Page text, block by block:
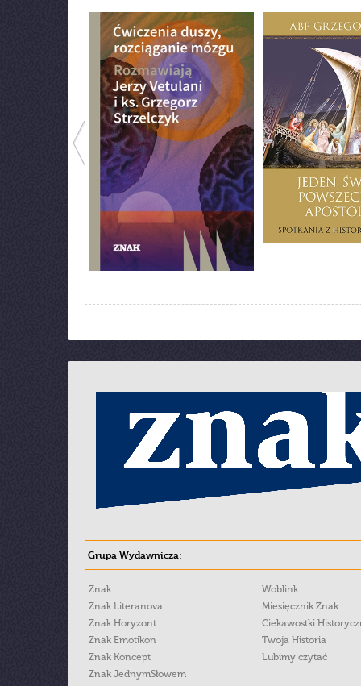
Grupa Wydawnicza:
Znak
Znak Literanova
Znak Horyzont
Znak Emotikon
Znak Koncept
Znak JednymSłowem
Woblink
Miesięcznik Znak
Ciekawostki
Twoja Historia
Lubimy czytać